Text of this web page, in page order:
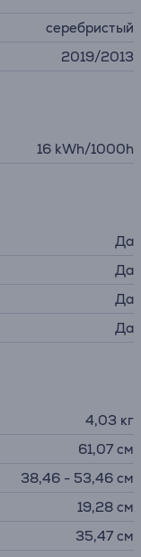
серебристый
2019/2013
16 kWh/1000h
Да
Да
Да
Да
4,03 кг
61,07 см
38,46 - 53,46 см
19,28 см
35,47 см